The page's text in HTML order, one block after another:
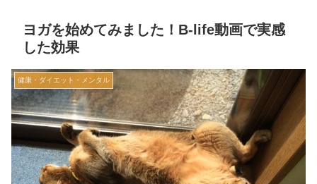
ヨガを始めてみました！B-life動画で実感
した効果
健康・ダイエット・メンタル